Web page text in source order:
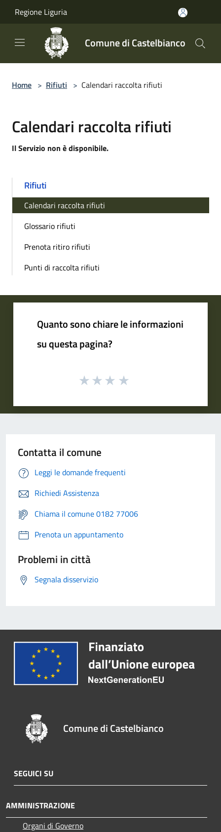
Regione Liguria
Comune di Castelbianco
Home > Rifiuti > Calendari raccolta rifiuti
Calendari raccolta rifiuti
Il Servizio non è disponibile.
Rifiuti
Calendari raccolta rifiuti
Glossario rifiuti
Prenota ritiro rifiuti
Punti di raccolta rifiuti
Quanto sono chiare le informazioni
su questa pagina?
Contatta il comune
Leggi le domande frequenti
Richiedi Assistenza
Chiama il comune 0182 77006
Prenota un appuntamento
Problemi in città
Segnala disservizio
Comune di Castelbianco
SEGUICI SU
AMMINISTRAZIONE
Organi di Governo